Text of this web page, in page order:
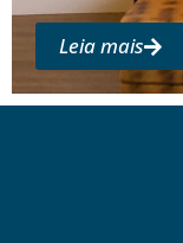
Leia mais